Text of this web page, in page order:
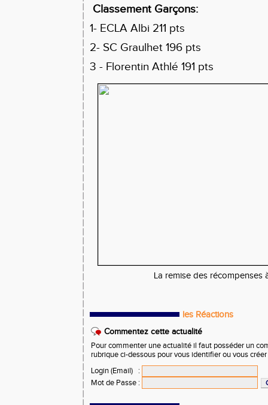
Classement Garçons:
1- ECLA Albi 211 pts
2- SC Graulhet 196 pts
3 - Florentin Athlé 191 pts
La remise des récompenses
les Réactions
Commentez cette actualité
Pour commenter une actualité il faut posséder un
rubrique ci-dessous pour vous identifier ou vous
Login (Email)
:
Mot de Passe :